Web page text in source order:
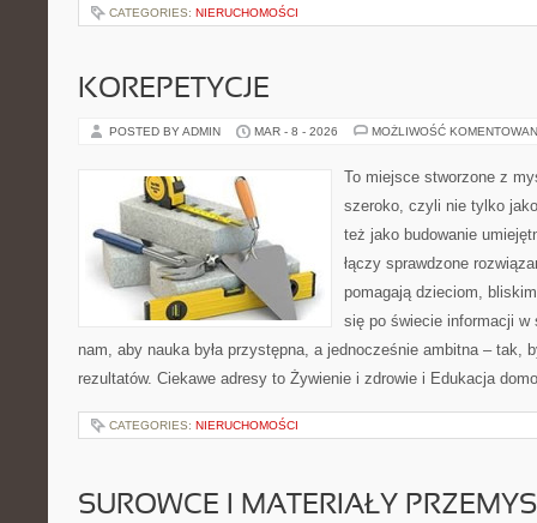
CATEGORIES: NIERUCHOMOŚCI
KOREPETYCJE
POSTED BY ADMIN MAR - 8 - 2026 MOŻLIWOŚĆ
To miejsce stworzone z
szeroko, czyli nie tylko
też jako budowanie
łączy sprawdzone
pomagają dzieciom,
się po świecie informacji w
nam, aby nauka była przystępna, a jednocześnie ambitna – tak,
rezultatów. Ciekawe adresy to Żywienie i zdrowie i Edukacja
CATEGORIES: NIERUCHOMOŚCI
SUROWCE I MATERIAŁY